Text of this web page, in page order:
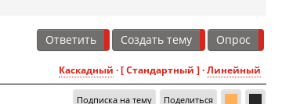
Ответить Создать тему Опрос
Каскадный · [ Стандартный ] ·Линейный
Подписка на тему Поделиться